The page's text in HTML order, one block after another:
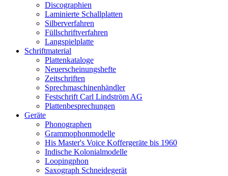
Discographien
Laminierte Schallplatten
Silberverfahren
Füllschriftverfahren
Langspielplatte
Schriftmaterial
Plattenkataloge
Neuerscheinungshefte
Zeitschriften
Sprechmaschinenhändler
Festschrift Carl Lindström AG
Plattenbesprechungen
Geräte
Phonographen
Grammophonmodelle
His Master's Voice Koffergeräte bis 1960
Indische Kolonialmodelle
Loopingphon
Saxograph Schneidegerät